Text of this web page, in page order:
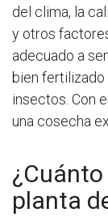
del clima, la
y otros
adecuado a
bien
insectos. Con
una cosecha
planta